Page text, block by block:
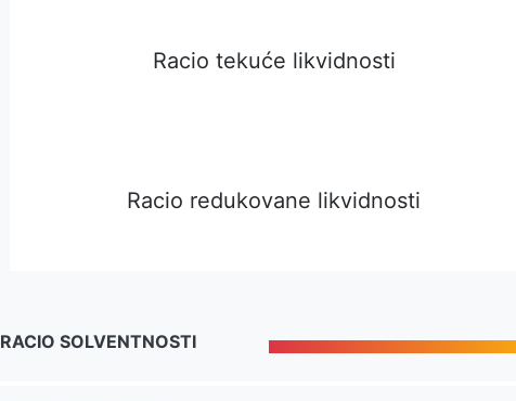
Racio tekuće likvidnosti
Racio redukovane likvidnosti
RACIO SOLVENTNOSTI